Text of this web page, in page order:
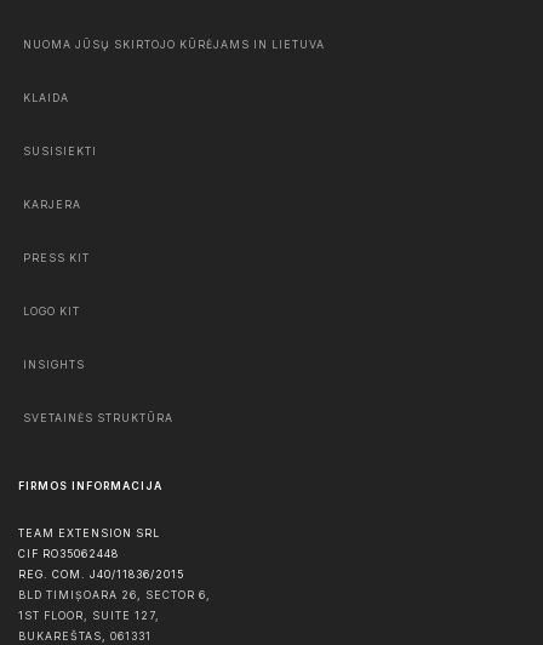
NUOMA JŪSŲ SKIRTOJO KŪRĖJAMS IN LIETUVA
KLAIDA
SUSISIEKTI
KARJERA
PRESS KIT
LOGO KIT
INSIGHTS
SVETAINĖS STRUKTŪRA
FIRMOS INFORMACIJA
TEAM EXTENSION SRL
CIF RO35062448
REG. COM. J40/11836/2015
BLD TIMIȘOARA 26, SECTOR 6,
1ST FLOOR, SUITE 127,
BUKAREŠTAS, 061331